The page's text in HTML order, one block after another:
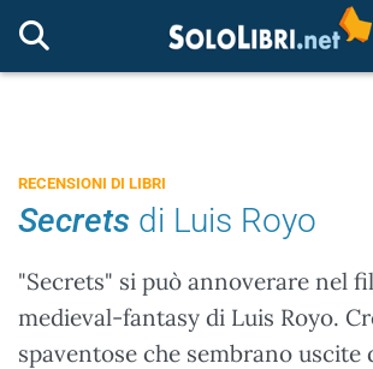
RECENSIONI DI LIBRI
Secrets di Luis Royo
"Secrets" si può annoverare nel
medieval-fantasy di Luis Royo.
spaventose che sembrano uscite